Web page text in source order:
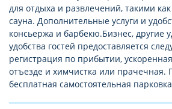
для отдыха и развлечений, такими
сауна. Дополнительные услуги и
консьержа и барбекю.Бизнес, другие
удобства гостей предоставляется
регистрация по прибытии,
отъезде и химчистка или прачечная.
бесплатная самостоятельная